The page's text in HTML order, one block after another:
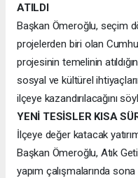
ATILDI
Başkan Ömeroğlu, seçim
projelerden biri olan
projesinin temelinin
sosyal ve kültürel
ilçeye kazandırılacağını
YENİ TESİSLER KISA
İlçeye değer katacak
Başkan Ömeroğlu, Atık
yapım çalışmalarında